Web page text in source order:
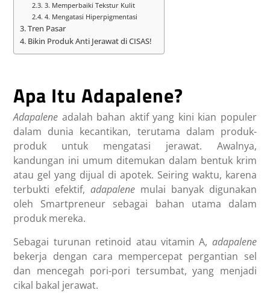
3. Memperbaiki Tekstur Kulit
4. Mengatasi Hiperpigmentasi
Tren Pasar
Bikin Produk Anti Jerawat di CISAS!
Apa Itu Adapalene?
Adapalene adalah bahan aktif yang kini kian populer
dalam dunia kecantikan, terutama dalam produk-
produk untuk mengatasi jerawat. Awalnya,
kandungan ini umum ditemukan dalam bentuk krim
atau gel yang dijual di apotek. Seiring waktu, karena
terbukti efektif, adapalene mulai banyak digunakan
oleh Smartpreneur sebagai bahan utama dalam
produk mereka.
Sebagai turunan retinoid atau vitamin A, adapalene
bekerja dengan cara mempercepat pergantian sel
dan mencegah pori-pori tersumbat, yang menjadi
cikal bakal jerawat.